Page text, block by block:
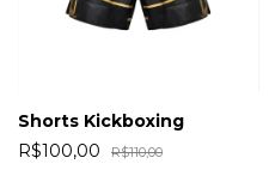
Shorts Kickboxing
R$100,00
R$110,00